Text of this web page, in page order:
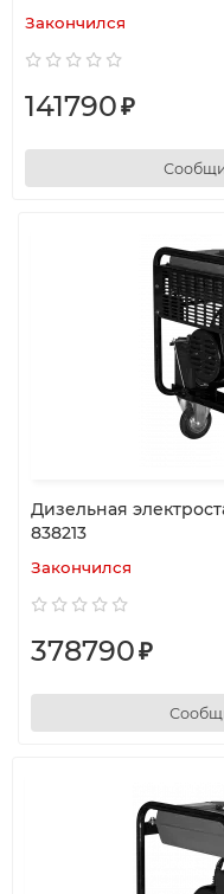
Закончился
141790₽
Дизельная
838213
Закончился
378790₽